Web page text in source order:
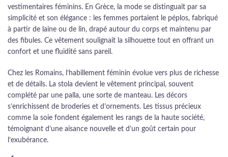
vestimentaires féminins. En Grèce, la mode se distinguait par sa
simplicité et son élégance : les femmes portaient le péplos, fabriqué
à partir de laine ou de lin, drapé autour du corps et maintenu par
des fibules. Ce vêtement soulignait la silhouette tout en offrant un
confort et une fluidité sans pareil.
Chez les Romains, l’habillement féminin évolue vers plus de richesse
et de détails. La stola devient le vêtement principal, souvent
complété par une palla, une sorte de manteau. Les décors
s’enrichissent de broderies et d’ornements. Les tissus précieux
comme la soie fondent également les rangs de la haute société,
témoignant d’une aisance nouvelle et d’un goût certain pour
l’exubérance.